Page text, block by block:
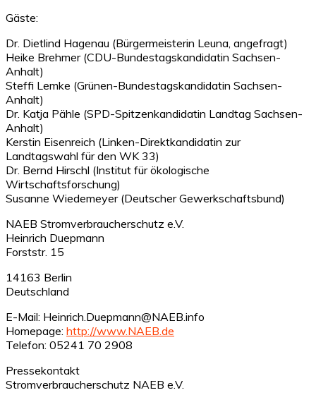
Gäste:
Dr. Dietlind Hagenau (Bürgermeisterin Leuna, angefragt)
Heike Brehmer (CDU-Bundestagskandidatin Sachsen-
Anhalt)
Steffi Lemke (Grünen-Bundestagskandidatin Sachsen-
Anhalt)
Dr. Katja Pähle (SPD-Spitzenkandidatin Landtag Sachsen-
Anhalt)
Kerstin Eisenreich (Linken-Direktkandidatin zur
Landtagswahl für den WK 33)
Dr. Bernd Hirschl (Institut für ökologische
Wirtschaftsforschung)
Susanne Wiedemeyer (Deutscher Gewerkschaftsbund)
NAEB Stromverbraucherschutz e.V.
Heinrich Duepmann
Forststr. 15
14163 Berlin
Deutschland
E-Mail: Heinrich.Duepmann@NAEB.info
Homepage: http://www.NAEB.de
Telefon: 05241 70 2908
Pressekontakt
Stromverbraucherschutz NAEB e.V.